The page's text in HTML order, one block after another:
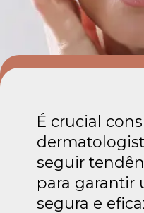
É crucial
seguir
para garantir
segura e